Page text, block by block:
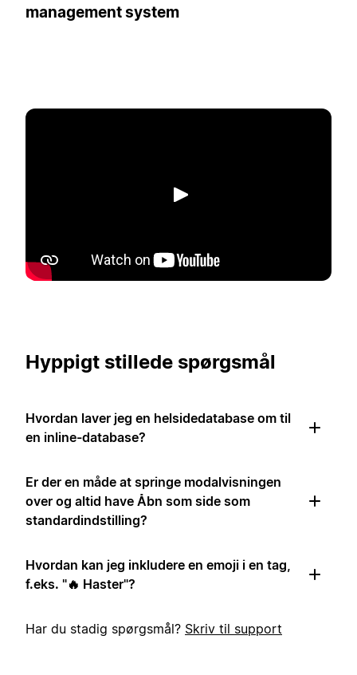
management system
Afspil
Hyppigt stillede spørgsmål
Hvordan laver jeg en helsidedatabase om til
en inline-database?
Er der en måde at springe modalvisningen
over og altid have Åbn som side som
standardindstilling?
Hvordan kan jeg inkludere en emoji i en tag,
f.eks. "🔥 Haster"?
Har du stadig spørgsmål? Skriv til support